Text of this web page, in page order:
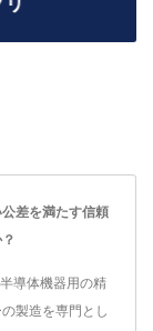
差を満たす信頼
導体機器用の精
製造を専門とし